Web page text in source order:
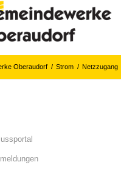
Oberaudorf / Strom / Netzzugang